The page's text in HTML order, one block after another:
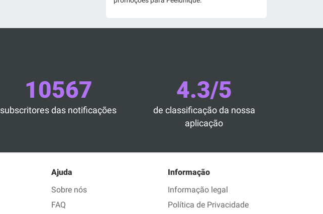
10567
subscritores das notificações
4.3/5
de classificação da nossa
aplicação
Ajuda
Sobre nós
FAQ
Informação
Informação legal
Política de Privacidade